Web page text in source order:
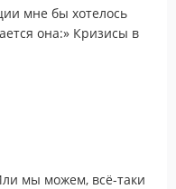
мне бы хотелось
она:» Кризисы в
мы можем, всё-таки